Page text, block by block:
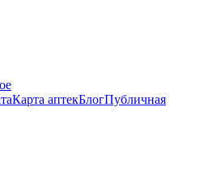
Карта аптекБлогПубличная